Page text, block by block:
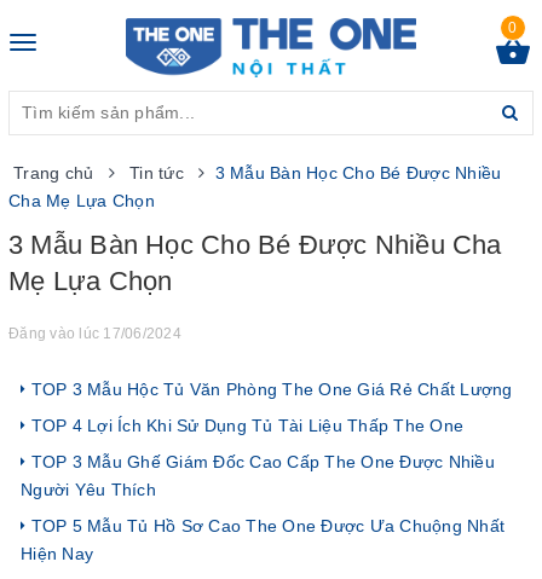
Toggle
0
Trang chủ Tin tức
3 Mẫu Bàn Học Cho Bé Được Nhiều
Cha Mẹ Lựa Chọn
3 Mẫu Bàn Học Cho Bé Được Nhiều Cha
Mẹ Lựa Chọn
Đăng vào lúc 17/06/2024
TOP 3 Mẫu Hộc Tủ Văn Phòng The One Giá Rẻ Chất Lượng
TOP 4 Lợi Ích Khi Sử Dụng Tủ Tài Liệu Thấp The One
TOP 3 Mẫu Ghế Giám Đốc Cao Cấp The One Được Nhiều
Người Yêu Thích
TOP 5 Mẫu Tủ Hồ Sơ Cao The One Được Ưa Chuộng Nhất
Hiện Nay